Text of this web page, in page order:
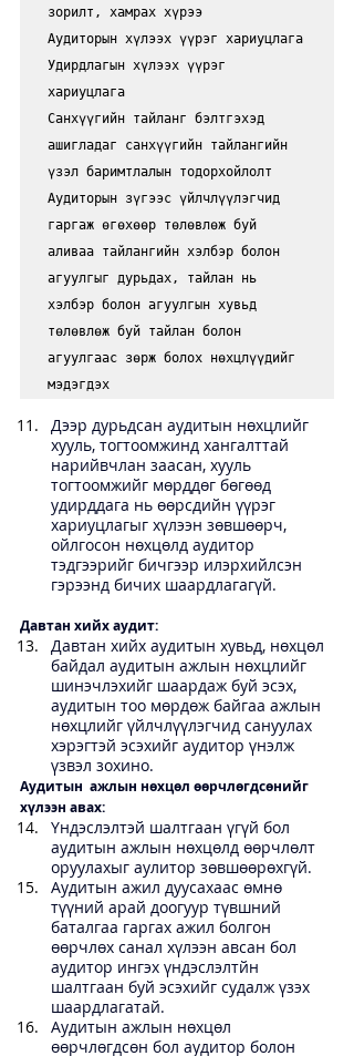
зорилт, хамрах хүрээ
Аудиторын хүлээх үүрэг хариуцлага
Удирдлагын хүлээх үүрэг
хариуцлага
Санхүүгийн тайланг бэлтгэхэд
ашигладаг санхүүгийн тайлангийн
үзэл баримтлалын тодорхойлолт
Аудиторын зүгээс үйлчлүүлэгчид
гаргаж өгөхөөр төлөвлөж буй
аливаа тайлангийн хэлбэр болон
агуулгыг дурьдах, тайлан нь
хэлбэр болон агуулгын хувьд
төлөвлөж буй тайлан болон
агуулгаас зөрж болох нөхцлүүдийг
мэдэгдэх
Дээр дурьдсан аудитын нөхцлийг
хууль, тогтоомжинд хангалттай
нарийвчлан заасан, хууль
тогтоомжийг мөрддөг бөгөөд
удирддага нь өөрсдийн үүрэг
хариуцлагыг хүлээн зөвшөөрч,
ойлгосон нөхцөлд аудитор
тэдгээрийг бичгээр илэрхийлсэн
гэрээнд бичих шаардлагагүй.
Давтан хийх аудит:
Давтан хийх аудитын хувьд, нөхцөл
байдал аудитын ажлын нөхцлийг
шинэчлэхийг шаардаж буй эсэх,
аудитын тоо мөрдөж байгаа ажлын
нөхцлийг үйлчлүүлэгчид сануулах
хэрэгтэй эсэхийг аудитор үнэлж
үзвэл зохино.
Аудитын  ажлын нөхцөл өөрчлөгдсөнийг
хүлээн авах:
Үндэслэлтэй шалтгаан үгүй бол
аудитын ажлын нөхцөлд өөрчлөлт
оруулахыг аулитор зөвшөөрөхгүй.
Аудитын ажил дуусахаас өмнө
түүний арай доогуур түвшний
баталгаа гаргах ажил болгон
өөрчлөх санал хүлээн авсан бол
аудитор ингэх үндэслэлтйн
шалтгаан буй эсэхийг судалж үзэх
шаардлагатай.
Аудитын ажлын нөхцөл
өөрчлөгдсөн бол аудитор болон